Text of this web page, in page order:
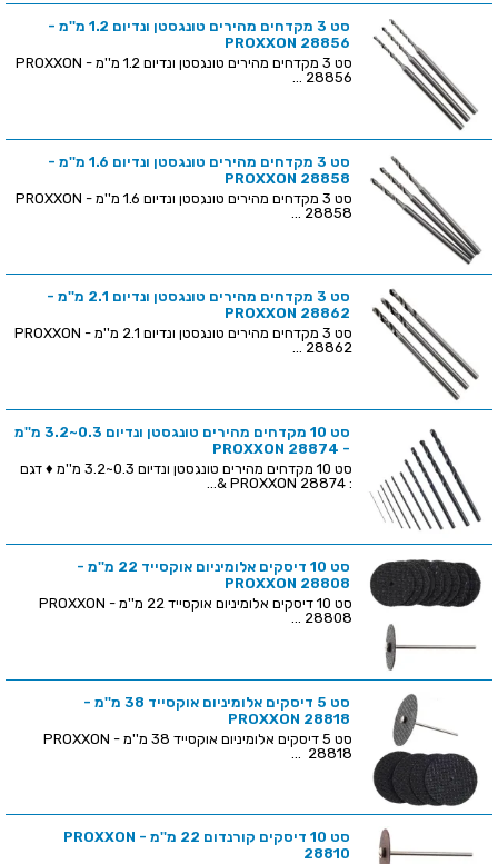
סט 3 מקדחים מהירים טונגסטן ונדיום 1.2 מ''מ -
PROXXON 28856
סט 3 מקדחים מהירים טונגסטן ונדיום 1.2 מ''מ - PROXXON
28856 ...
סט 3 מקדחים מהירים טונגסטן ונדיום 1.6 מ''מ -
PROXXON 28858
סט 3 מקדחים מהירים טונגסטן ונדיום 1.6 מ''מ - PROXXON
28858 ...
סט 3 מקדחים מהירים טונגסטן ונדיום 2.1 מ''מ -
PROXXON 28862
סט 3 מקדחים מהירים טונגסטן ונדיום 2.1 מ''מ - PROXXON
28862 ...
סט 10 מקדחים מהירים טונגסטן ונדיום 0.3~3.2 מ''מ
- PROXXON 28874
סט 10 מקדחים מהירים טונגסטן ונדיום 0.3~3.2 מ''מ ♦ דגם
: PROXXON 28874 &...
סט 10 דיסקים אלומיניום אוקסייד 22 מ''מ -
PROXXON 28808
סט 10 דיסקים אלומיניום אוקסייד 22 מ''מ - PROXXON
28808 ...
סט 5 דיסקים אלומיניום אוקסייד 38 מ''מ -
PROXXON 28818
סט 5 דיסקים אלומיניום אוקסייד 38 מ''מ - PROXXON
28818 ...
סט 10 דיסקים קורנדום 22 מ''מ - PROXXON
28810